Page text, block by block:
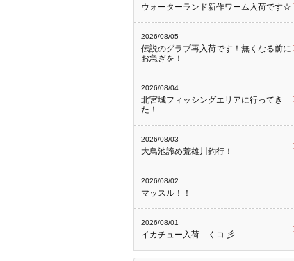
ウォーターランド新作ワーム入荷です☆
2026/08/05
伝説のグラブ再入荷です！無くなる前に
お急ぎを！
2026/08/04
北宮城フィッシングエリアに行ってき
た！
2026/08/03
大鳥池諦め荒雄川釣行！
2026/08/02
マッスル！！
2026/08/01
イカチュー入荷 くコ:彡